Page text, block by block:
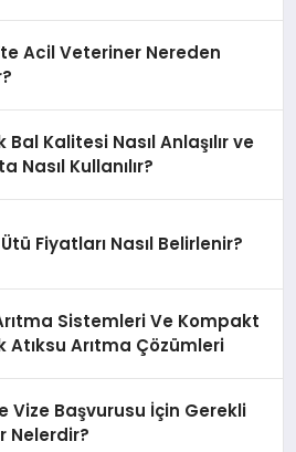
Acil Veteriner Nereden
Bal Kalitesi Nasıl Anlaşılır ve
Nasıl Kullanılır?
Fiyatları Nasıl Belirlenir?
Sistemleri Ve Kompakt
Atıksu Arıtma Çözümleri
Vize Başvurusu İçin Gerekli
Nelerdir?